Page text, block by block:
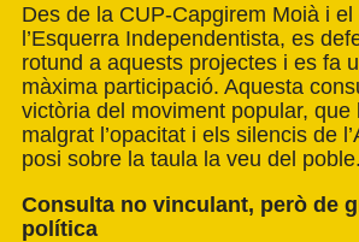
Des de la CUP-Capgirem Moià i
l’Esquerra Independentista, es
rotund a aquests projectes i es fa
màxima participació. Aquesta
victòria del moviment popular, que
malgrat l’opacitat i els silencis de
posi sobre la taula la veu del poble.
Consulta no vinculant, però de
política